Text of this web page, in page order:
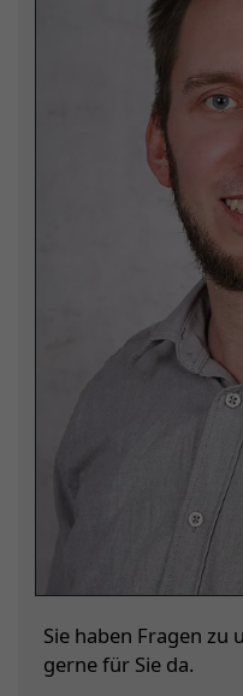
Sie haben Fragen zu
gerne für Sie da.